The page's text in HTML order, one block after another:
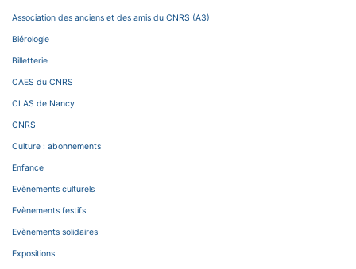
Association des anciens et des amis du CNRS (A3)
Biérologie
Billetterie
CAES du CNRS
CLAS de Nancy
CNRS
Culture : abonnements
Enfance
Evènements culturels
Evènements festifs
Evènements solidaires
Expositions